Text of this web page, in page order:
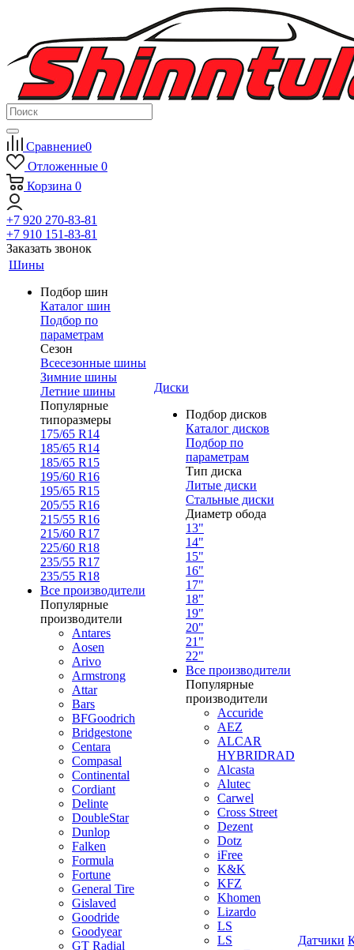
Сравнение0
Отложенные 0
Корзина 0
+7 920 270-83-81
+7 910 151-83-81
Заказать звонок
Шины
Подбор шин
Каталог шин
Подбор по
параметрам
Сезон
Всесезонные шины
Зимние шины
Летние шины
Популярные
типоразмеры
175/65 R14
185/65 R14
185/65 R15
195/60 R16
195/65 R15
205/55 R16
215/55 R16
215/60 R17
225/60 R18
235/55 R17
235/55 R18
Все производители
Популярные
производители
Antares
Aosen
Arivo
Armstrong
Attar
Bars
BFGoodrich
Bridgestone
Centara
Compasal
Continental
Cordiant
Delinte
DoubleStar
Dunlop
Falken
Formula
Fortune
General Tire
Gislaved
Goodride
Goodyear
GT Radial
Диски
Подбор дисков
Каталог дисков
Подбор по
параметрам
Тип диска
Литые диски
Стальные диски
Диаметр обода
13"
14"
15"
16"
17"
18"
19"
20"
21"
22"
Все производители
Популярные
производители
Accuride
AEZ
ALCAR
HYBRIDRAD
Alcasta
Alutec
Carwel
Cross Street
Dezent
Dotz
iFree
K&K
KFZ
Khomen
Lizardo
LS
LS
Датчики